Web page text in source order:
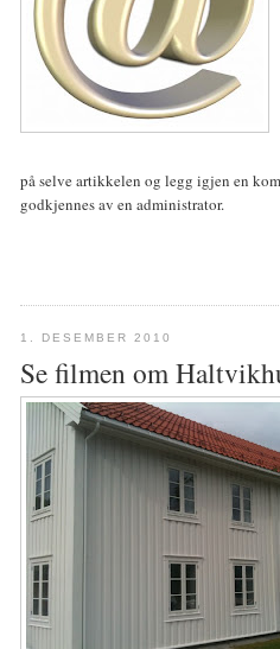
på selve artikkelen og legg igjen en
godkjennes av en administrator.
1. DESEMBER 2010
Se filmen om